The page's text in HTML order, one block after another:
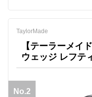
TaylorMade
【テーラーメイ
ウェッジ レフテ
No.2